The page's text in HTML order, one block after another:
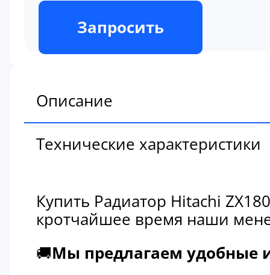
В наличии
Запросить
Описание
Технические характеристики
Купить Радиатор Hitachi
кротчайшее время наши
🚚Мы предлагаем удобные